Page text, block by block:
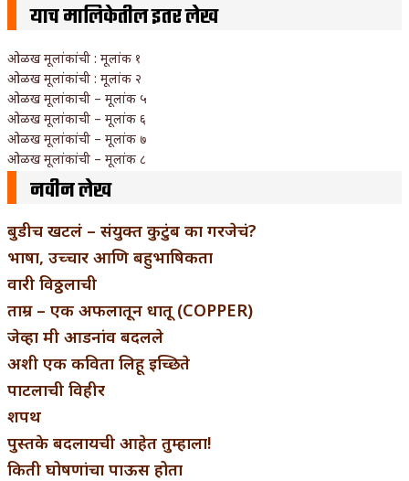
याच मालिकेतील इतर लेख
ओळख मूलांकांची : मूलांक १
ओळख मूलांकांची : मूलांक २
ओळख मूलांकाची – मूलांक ५
ओळख मूलांकाची – मूलांक ६
ओळख मूलांकांची – मूलांक ७
ओळख मूलांकांची – मूलांक ८
नवीन लेख
बुडीच खटलं – संयुक्त कुटुंब का गरजेचं?
भाषा, उच्चार आणि बहुभाषिकता
वारी विठ्ठलाची
ताम्र – एक अफलातून धातू (COPPER)
जेव्हा मी आडनांव बदलले
अशी एक कविता लिहू इच्छिते
पाटलाची विहीर
शपथ
पुस्तके बदलायची आहेत तुम्हाला!
किती घोषणांचा पाऊस होता